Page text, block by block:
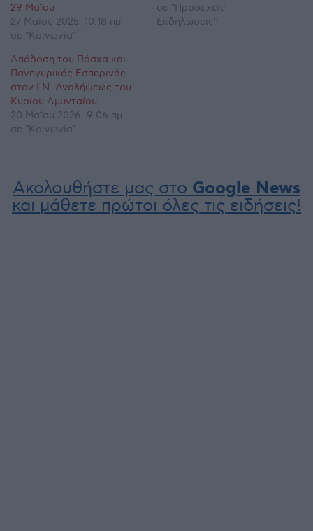
29 Μαΐου
27 Μαΐου 2025, 10:18 πμ
σε "Κοινωνία"
σε "Προσεχείς
Εκδηλώσεις"
Απόδοση του Πάσχα και
Πανηγυρικός Εσπερινός
στον Ι.Ν. Αναλήψεως του
Κυρίου Αμυνταίου
20 Μαΐου 2026, 9:06 πμ
σε "Κοινωνία"
Ακολουθήστε μας στο Google News
και μάθετε πρώτοι όλες τις ειδήσεις!